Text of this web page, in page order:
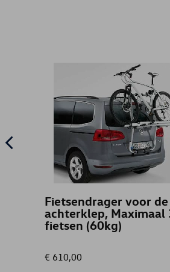
Fietsendrager voor de
achterklep, Maximaal
fietsen (60kg)
€ 610,00